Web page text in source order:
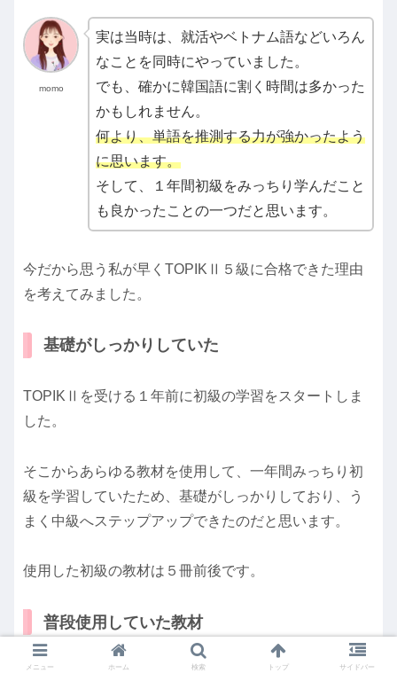
momo
実は当時は、就活やベトナム語などいろん
なことを同時にやっていました。
でも、確かに韓国語に割く時間は多かった
かもしれません。
何より、単語を推測する力が強かったよう
に思います。
そして、１年間初級をみっちり学んだこと
も良かったことの一つだと思います。
今だから思う私が早くTOPIKⅡ５級に合格できた理由
を考えてみました。
基礎がしっかりしていた
TOPIKⅡを受ける１年前に初級の学習をスタートしま
した。
そこからあらゆる教材を使用して、一年間みっちり初
級を学習していたため、基礎がしっかりしており、う
まく中級へステップアップできたのだと思います。
使用した初級の教材は５冊前後です。
普段使用していた教材
初級の学習が終わって、中級に入ろうとしたときに使
メニュー ホーム 検索 トップ サイドバー